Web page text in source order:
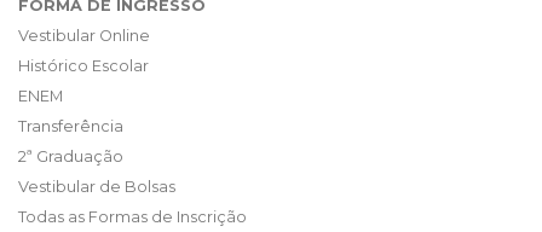
FORMA DE INGRESSO
Vestibular Online
Histórico Escolar
ENEM
Transferência
2ª Graduação
Vestibular de Bolsas
Todas as Formas de Inscrição